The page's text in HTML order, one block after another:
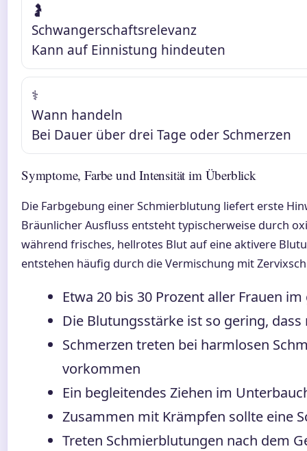
🤰
Schwangerschaftsrelevanz
Kann auf Einnistung hindeuten
⚕️
Wann handeln
Bei Dauer über drei Tage oder Schmerzen
Symptome, Farbe und Intensität im Überblick
Die Farbgebung einer Schmierblutung liefert erste
Bräunlicher Ausfluss entsteht typischerweise durch
während frisches, hellrotes Blut auf eine aktivere
entstehen häufig durch die Vermischung mit
Etwa 20 bis 30 Prozent aller Frauen
Die Blutungsstärke ist so gering,
Schmerzen treten bei harmlosen
vorkommen
Ein begleitendes Ziehen im
Zusammen mit Krämpfen sollte eine
Treten Schmierblutungen nach dem